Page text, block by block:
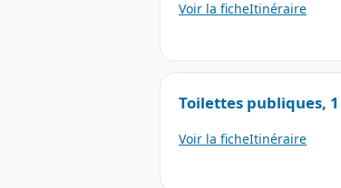
Voir la ficheItinéraire
Toilettes publiques,
Voir la ficheItinéraire